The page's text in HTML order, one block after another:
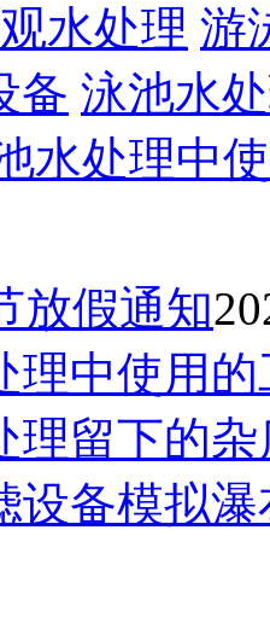
水处理 游
备 泳池水
水处理​中
放假通知
理​中使用的
理留下的杂
设备​模拟